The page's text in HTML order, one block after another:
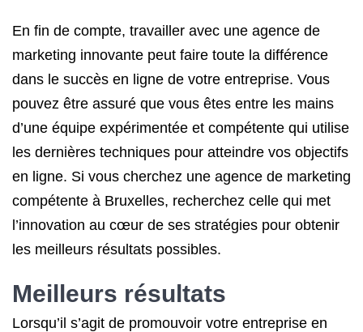
En fin de compte, travailler avec une agence de
marketing innovante peut faire toute la différence
dans le succès en ligne de votre entreprise. Vous
pouvez être assuré que vous êtes entre les mains
d’une équipe expérimentée et compétente qui utilise
les dernières techniques pour atteindre vos objectifs
en ligne. Si vous cherchez une agence de marketing
compétente à Bruxelles, recherchez celle qui met
l’innovation au cœur de ses stratégies pour obtenir
les meilleurs résultats possibles.
Meilleurs résultats
Lorsqu’il s’agit de promouvoir votre entreprise en